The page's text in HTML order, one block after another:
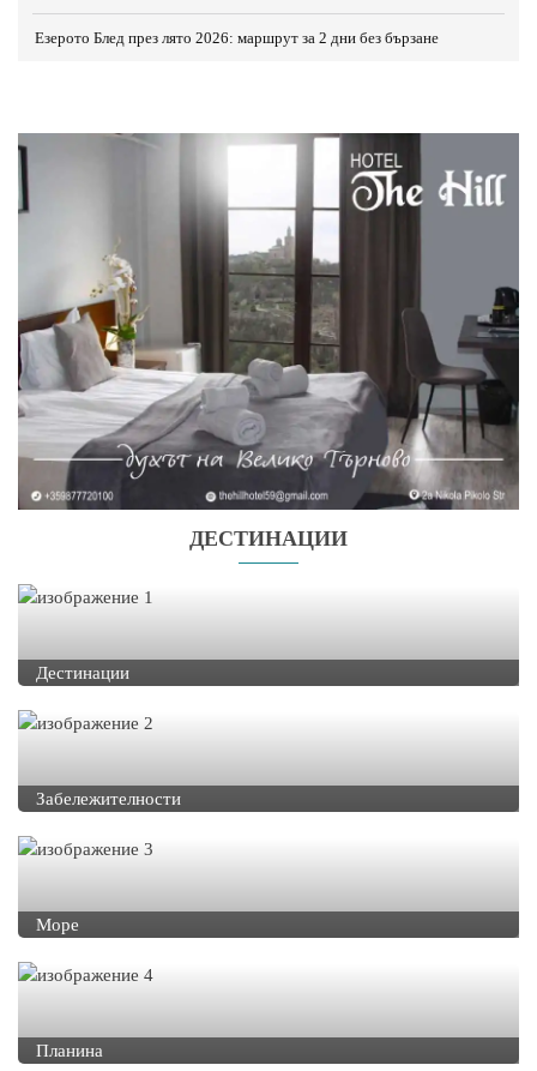
Езерото Блед през лято 2026: маршрут за 2 дни без бързане
ДЕСТИНАЦИИ
Дестинации
Забележителности
Море
Планина